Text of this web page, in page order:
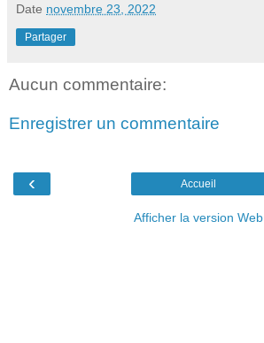
Date novembre 23, 2022
Partager
Aucun commentaire:
Enregistrer un commentaire
‹ Accueil
Afficher la version Web